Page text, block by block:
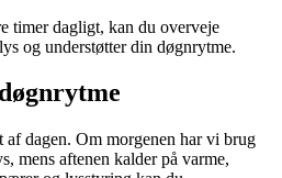
timer dagligt, kan du overveje
og understøtter din døgnrytme.
dagen. Om morgenen har vi brug
mens aftenen kalder på varme,